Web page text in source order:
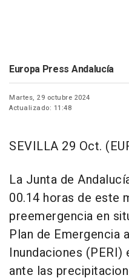
Europa Press Andalucía
Martes, 29 octubre 2024
Actualizado: 11:48
SEVILLA 29 Oct.
La Junta de
00.14 horas de este
preemergencia en
Plan de Emergencia
Inundaciones
ante las